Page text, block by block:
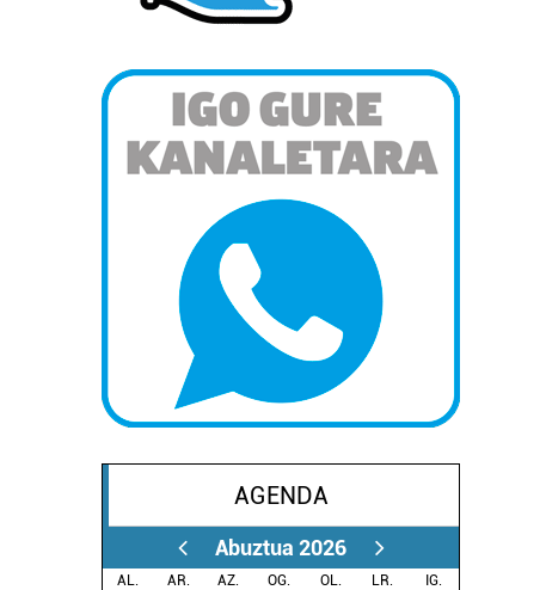
AGENDA
Abuztua 2026
AL. AR. AZ. OG. OL. LR.
IG.